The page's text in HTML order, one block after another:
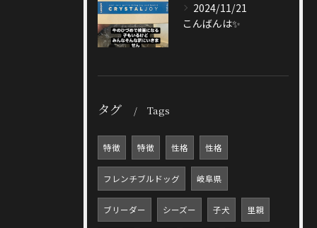
2024/11/21
こんばんは✨
タグ Tags
特徴 特徴 性格 性格
フレンチブルドッグ 岐阜県
ブリーダー シーズー 子犬 里親